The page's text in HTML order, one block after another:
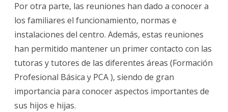
Por otra parte, las reuniones han dado a conocer a
los familiares el funcionamiento, normas e
instalaciones del centro. Además, estas reuniones
han permitido mantener un primer contacto con las
tutoras y tutores de las diferentes áreas (Formación
Profesional Básica y PCA ), siendo de gran
importancia para conocer aspectos importantes de
sus hijos e hijas.